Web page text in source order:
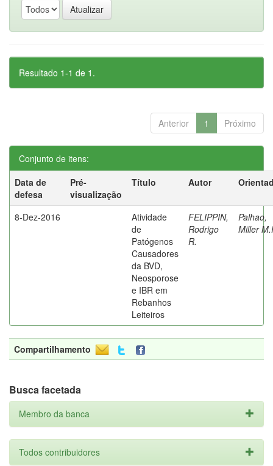
Resultado 1-1 de 1.
Anterior 1 Próximo
Conjunto de itens:
Data de
defesa
Pré-
visualização
Título Autor
8-Dez-2016
Atividade
de
Patógenos
Causadores
da BVD,
Neosporose
e IBR em
Rebanhos
Leiteiros
FELIPPIN,
Rodrigo
R.
Palhao,
Miller
Compartilhamento
Busca facetada
Membro da banca
Todos contribuidores